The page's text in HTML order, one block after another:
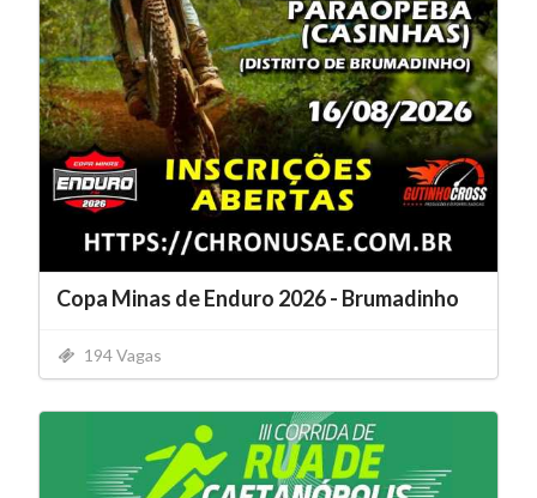
Copa Minas de Enduro 2026 - Brumadinho
194 Vagas